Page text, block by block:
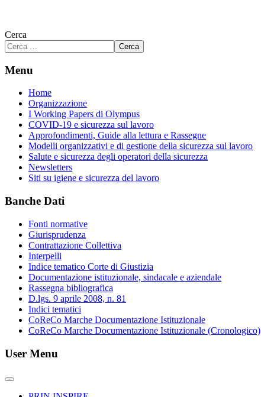
Cerca
Cerca
Menu
Home
Organizzazione
I Working Papers di Olympus
COVID-19 e sicurezza sul lavoro
Approfondimenti, Guide alla lettura e Rassegne
Modelli organizzativi e di gestione della sicurezza sul lavoro
Salute e sicurezza degli operatori della sicurezza
Newsletters
Siti su igiene e sicurezza del lavoro
Banche Dati
Fonti normative
Giurisprudenza
Contrattazione Collettiva
Interpelli
Indice tematico Corte di Giustizia
Documentazione istituzionale, sindacale e aziendale
Rassegna bibliografica
D.lgs. 9 aprile 2008, n. 81
Indici tematici
CoReCo Marche Documentazione Istituzionale
CoReCo Marche Documentazione Istituzionale (Cronologico)
User Menu